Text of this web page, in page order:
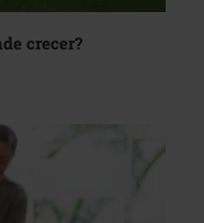
crecer?